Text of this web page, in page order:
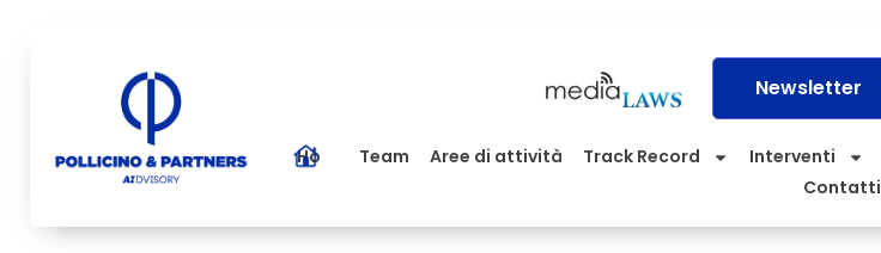
Newsletter
Home Team Aree di attività Track Record Interventi
Contatti